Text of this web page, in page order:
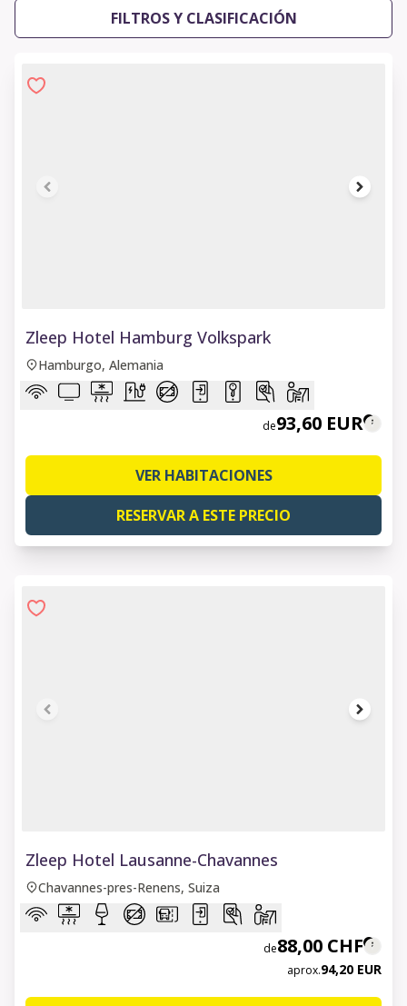
FILTROS Y CLASIFICACIÓN
Zleep Hotel Hamburg Volkspark
Hamburgo, Alemania
de93,60 EUR
VER HABITACIONES
RESERVAR A ESTE PRECIO
Zleep Hotel Lausanne-Chavannes
Chavannes-pres-Renens, Suiza
de88,00 CHF
aprox.94,20 EUR